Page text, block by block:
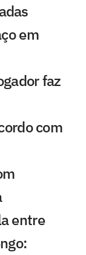
em
faz
com
entre